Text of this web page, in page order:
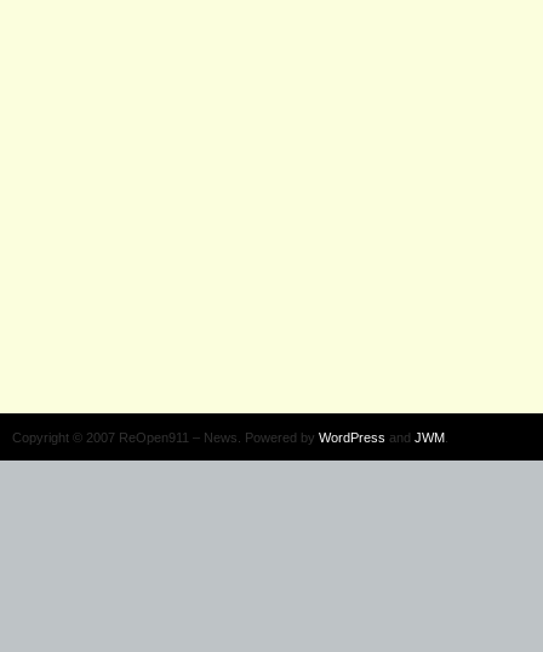
Copyright © 2007 ReOpen911 – News. Powered by WordPress and JWM